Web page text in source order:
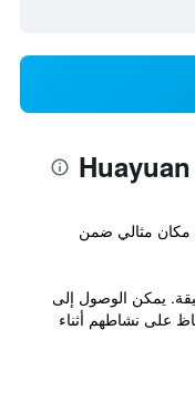
في مكان مثالي ضمن
ويتضمن 132 غرفة أنيقة. يمكن الوصول إلى
على نشاطهم أثناء